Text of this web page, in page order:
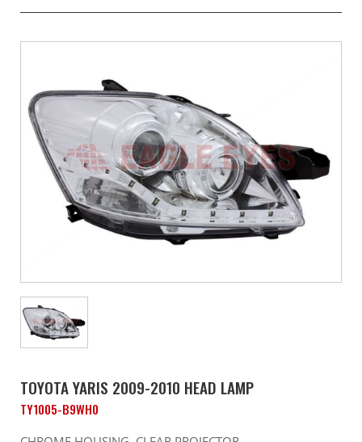
TOYOTA YARIS 2009-2010 HEAD LAMP
TY1005-B9WH0